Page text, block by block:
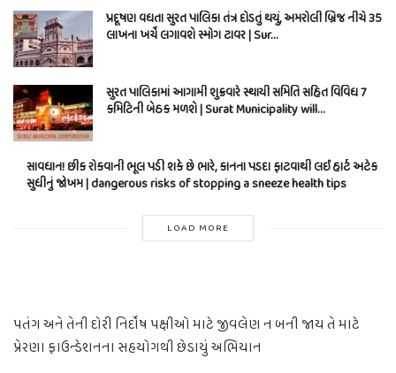
પ્રદૂષણ વધતા સુરત પાલિકા તંત્ર દોડતું થયું, અમરોલી બ્રિજ નીચે 35
લાખના ખર્ચે લગાવશે સ્મોગ ટાવર | Sur…
સુરત પાલિકામાં આગામી શુક્રવારે સ્થાયી સમિતિ સહિત વિવિધ 7
કમિટિની બેઠક મળશે | Surat Municipality will…
સાવધાન! છીંક રોકવાની ભૂલ પડી શકે છે ભારે, કાનના પડદા ફાટવાથી લઈ હાર્ટ અટેક
સુધીનું જોખમ | dangerous risks of stopping a sneeze health tips
LOAD MORE
પતંગ અને તેની દોરી નિર્દોષ પક્ષીઓ માટે જીવલેણ ન બની જાય તે માટે
પ્રેરણા ફાઉન્ડેશનના સહયોગથી છેડાયું અભિયાન